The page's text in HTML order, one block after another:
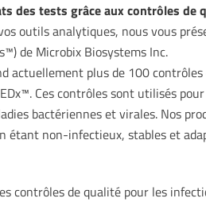
des tests grâce aux contrôles de
outils analytiques, nous vous
de Microbix Biosystems Inc.
actuellement plus de 100
Ces contrôles sont utilisés
bactériennes et virales. Nos
étant non-infectieux, stables et
contrôles de qualité pour les